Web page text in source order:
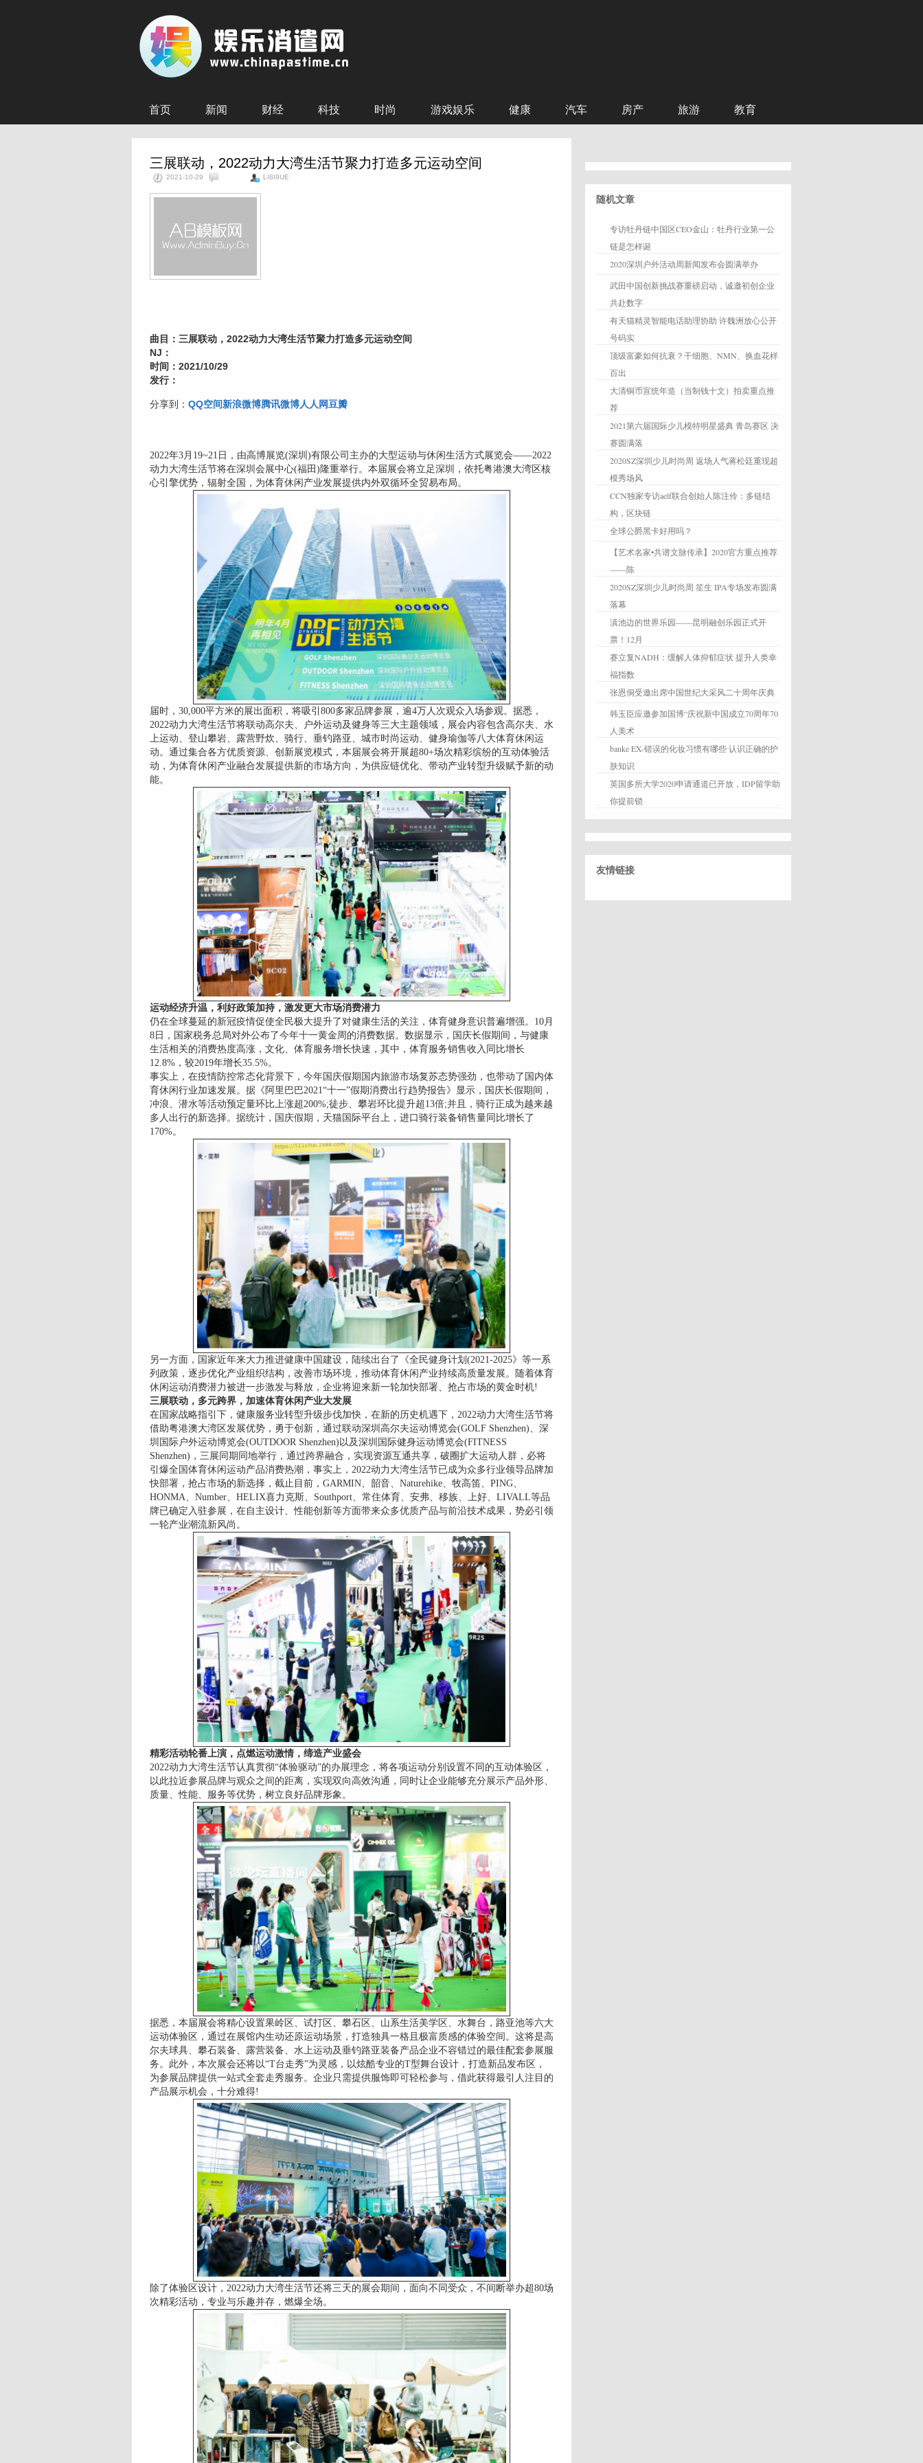
首页 新闻 财经 科技 时尚 游戏娱乐 健康 汽车 房产 旅游 教育
三展联动，2022动力大湾生活节聚力打造多元运动空间
2021-10-29 LI8I9UE
曲目：三展联动，2022动力大湾生活节聚力打造多元运动空间
NJ：
时间：2021/10/29
发行：
分享到： QQ空间新浪微博腾讯微博人人网豆瓣
2022年3月19~21日，由高博展览(深圳)有限公司主办的大型运动与休闲生活方式展览会——2022
动力大湾生活节将在深圳会展中心(福田)隆重举行。本届展会将立足深圳，依托粤港澳大湾区核
心引擎优势，辐射全国，为体育休闲产业发展提供内外双循环全贸易布局。
届时，30,000平方米的展出面积，将吸引800多家品牌参展，逾4万人次观众入场参观。据悉，
2022动力大湾生活节将联动高尔夫、户外运动及健身等三大主题领域，展会内容包含高尔夫、水
上运动、登山攀岩、露营野炊、骑行、垂钓路亚、城市时尚运动、健身瑜伽等八大体育休闲运
动。通过集合各方优质资源、创新展览模式，本届展会将开展超80+场次精彩缤纷的互动体验活
动，为体育休闲产业融合发展提供新的市场方向，为供应链优化、带动产业转型升级赋予新的动
能。
运动经济升温，利好政策加持，激发更大市场消费潜力
仍在全球蔓延的新冠疫情促使全民极大提升了对健康生活的关注，体育健身意识普遍增强。10月
8日，国家税务总局对外公布了今年十一黄金周的消费数据。数据显示，国庆长假期间，与健康
生活相关的消费热度高涨，文化、体育服务增长快速，其中，体育服务销售收入同比增长
12.8%，较2019年增长35.5%。
事实上，在疫情防控常态化背景下，今年国庆假期国内旅游市场复苏态势强劲，也带动了国内体
育休闲行业加速发展。据《阿里巴巴2021“十一”假期消费出行趋势报告》显示，国庆长假期间，
冲浪、潜水等活动预定量环比上涨超200%;徒步、攀岩环比提升超13倍;并且，骑行正成为越来越
多人出行的新选择。据统计，国庆假期，天猫国际平台上，进口骑行装备销售量同比增长了
170%。
另一方面，国家近年来大力推进健康中国建设，陆续出台了《全民健身计划(2021-2025》等一系
列政策，逐步优化产业组织结构，改善市场环境，推动体育休闲产业持续高质量发展。随着体育
休闲运动消费潜力被进一步激发与释放，企业将迎来新一轮加快部署、抢占市场的黄金时机!
三展联动，多元跨界，加速体育休闲产业大发展
在国家战略指引下，健康服务业转型升级步伐加快，在新的历史机遇下，2022动力大湾生活节将
借助粤港澳大湾区发展优势，勇于创新，通过联动深圳高尔夫运动博览会(GOLF Shenzhen)、深
圳国际户外运动博览会(OUTDOOR Shenzhen)以及深圳国际健身运动博览会(FITNESS
Shenzhen)，三展同期同地举行，通过跨界融合，实现资源互通共享，破圈扩大运动人群，必将
引爆全国体育休闲运动产品消费热潮，事实上，2022动力大湾生活节已成为众多行业领导品牌加
快部署，抢占市场的新选择，截止目前，GARMIN、韶音、Naturehike、牧高笛、PING、
HONMA、Number、HELIX喜力克斯、Southport、常住体育、安弗、移族、上好、LIVALL等品
牌已确定入驻参展，在自主设计、性能创新等方面带来众多优质产品与前沿技术成果，势必引领
一轮产业潮流新风尚。
精彩活动轮番上演，点燃运动激情，缔造产业盛会
2022动力大湾生活节认真贯彻“体验驱动”的办展理念，将各项运动分别设置不同的互动体验区，
以此拉近参展品牌与观众之间的距离，实现双向高效沟通，同时让企业能够充分展示产品外形、
质量、性能、服务等优势，树立良好品牌形象。
据悉，本届展会将精心设置果岭区、试打区、攀石区、山系生活美学区、水舞台，路亚池等六大
运动体验区，通过在展馆内生动还原运动场景，打造独具一格且极富质感的体验空间。这将是高
尔夫球具、攀石装备、露营装备、水上运动及垂钓路亚装备产品企业不容错过的最佳配套参展服
务。此外，本次展会还将以“T台走秀”为灵感，以炫酷专业的T型舞台设计，打造新品发布区，
为参展品牌提供一站式全套走秀服务。企业只需提供服饰即可轻松参与，借此获得最引人注目的
产品展示机会，十分难得!
除了体验区设计，2022动力大湾生活节还将三天的展会期间，面向不同受众，不间断举办超80场
次精彩活动，专业与乐趣并存，燃爆全场。
随机文章
专访牡丹链中国区CEO金山：牡丹行业第一公
链是怎样诞
2020深圳户外活动周新闻发布会圆满举办
武田中国创新挑战赛重磅启动，诚邀初创企业
共赴数字
有天猫精灵智能电话助理协助 许魏洲放心公开
号码实
顶级富豪如何抗衰？干细胞、NMN、换血花样
百出
大清铜币宣统年造（当制钱十文）拍卖重点推
荐
2021第六届国际少儿模特明星盛典 青岛赛区 决
赛圆满落
2020SZ深圳少儿时尚周 返场人气蒋松廷重现超
模秀场风
CCN独家专访aelf联合创始人陈注伶：多链结
构，区块链
全球公爵黑卡好用吗？
【艺术名家•共谱文脉传承】2020官方重点推荐
——陈
2020SZ深圳少儿时尚周 笙生 IPA专场发布圆满
落幕
滇池边的世界乐园——昆明融创乐园正式开
票！12月
赛立复NADH：缓解人体抑郁症状 提升人类幸
福指数
张恩侗受邀出席中国世纪大采风二十周年庆典
韩玉臣应邀参加国博“庆祝新中国成立70周年70
人美术
banke EX-错误的化妆习惯有哪些 认识正确的护
肤知识
英国多所大学2020申请通道已开放，IDP留学助
你提前锁
友情链接